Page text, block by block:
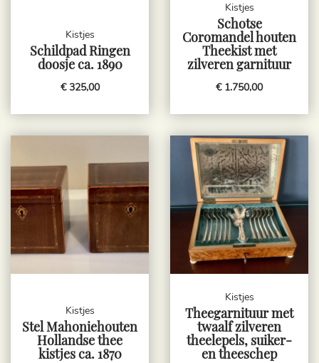
Kistjes
Schildpad Ringen
doosje ca. 1890
€ 325,00
Kistjes
Schotse
Coromandel houten
Theekist met
zilveren garnituur
€ 1.750,00
Kistjes
Stel Mahoniehouten
Hollandse thee
kistjes ca. 1870
Kistjes
Theegarnituur met
twaalf zilveren
theelepels, suiker-
en theeschep